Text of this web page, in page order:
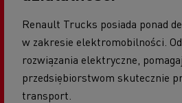
Renault Trucks posiada ponad
w zakresie elektromobilności.
rozwiązania elektryczne,
przedsiębiorstwom skutecznie
transport.